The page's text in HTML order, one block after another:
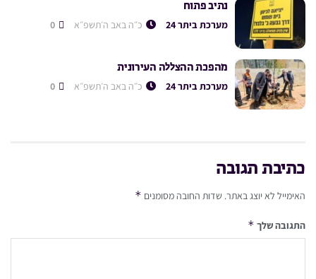
נתיב פתוח
מערכת ביתר 24 כ״ה באב ה׳תשפ״א
מהפכת ההצללה העירונית
מערכת ביתר 24 כ״ה באב ה׳תשפ״א
כתיבת תגובה
האימייל לא יוצג באתר. שדות החובה מסומנים *
התגובה שלך *